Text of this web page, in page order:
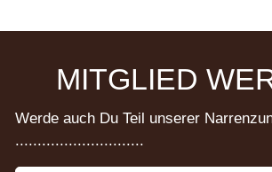
MITGLIED
Werde auch Du Teil unserer
.............................